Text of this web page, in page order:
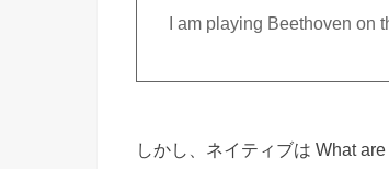
I am playing Beethoven on
しかし、ネイティブは What